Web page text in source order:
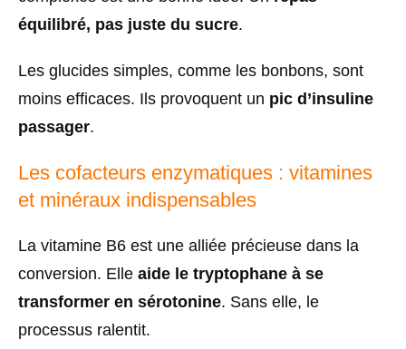
équilibré, pas juste du sucre.
Les glucides simples, comme les bonbons, sont
moins efficaces. Ils provoquent un pic d’insuline
passager.
Les cofacteurs enzymatiques : vitamines
et minéraux indispensables
La vitamine B6 est une alliée précieuse dans la
conversion. Elle aide le tryptophane à se
transformer en sérotonine. Sans elle, le
processus ralentit.